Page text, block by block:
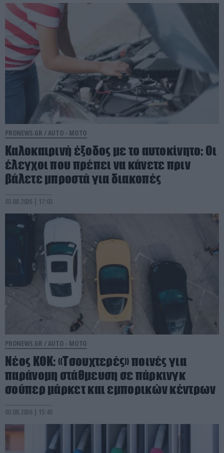
PRONEWS.GR /AUTO - MOTO
Καλοκαιρινή έξοδος με το αυτοκίνητο: Οι
έλεγχοι που πρέπει να κάνετε πριν
βάλετε μπροστά για διακοπές
03.08.2026 | 17:03
PRONEWS.GR / AUTO - MOTO
Νέος ΚΟΚ: «Τσουχτερές» ποινές για
παράνομη στάθμευση σε πάρκινγκ
σούπερ μάρκετ και εμπορικών κέντρων
03.08.2026 | 15:45